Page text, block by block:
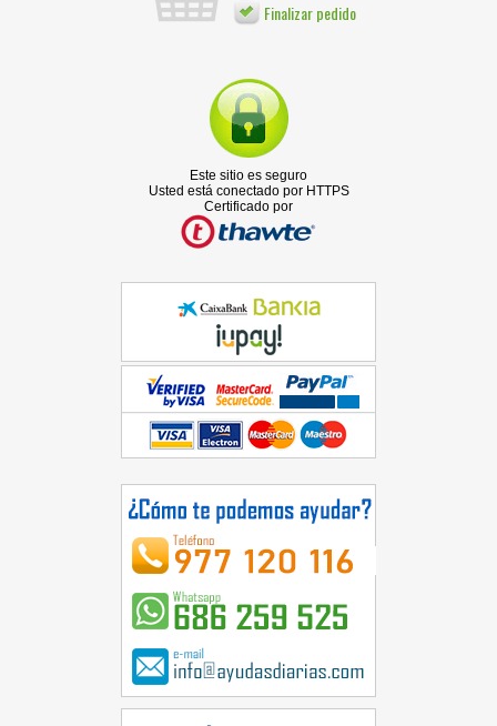
Finalizar pedido
Este sitio es seguro
Usted está conectado por HTTPS
Certificado por